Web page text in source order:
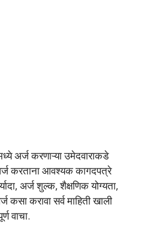
अर्ज करणाऱ्या उमेदवाराकडे
करताना आवश्यक कागदपत्रे
अर्ज शुल्क, शैक्षणिक योग्यता,
करावा सर्व माहिती खाली
वाचा.